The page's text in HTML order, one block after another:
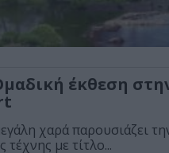
έκθεση
χαρά παρουσιάζει
με τίτλο...